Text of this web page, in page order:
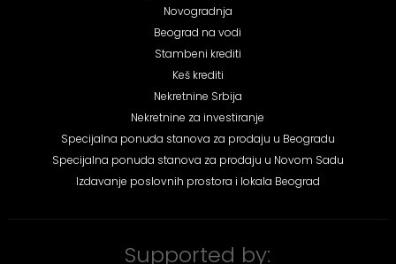
Novogradnja
Beograd na vodi
Stambeni krediti
Keš krediti
Nekretnine Srbija
Nekretnine za investiranje
Specijalna ponuda stanova za prodaju u Beogradu
Specijalna ponuda stanova za prodaju u Novom Sadu
Izdavanje poslovnih prostora i lokala Beograd
Supported by: